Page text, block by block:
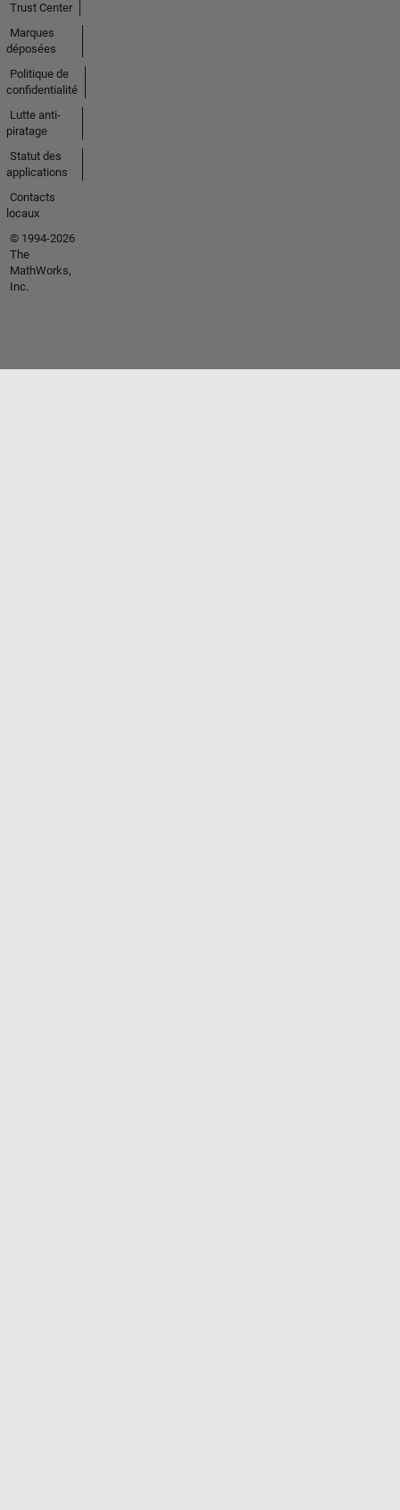
Trust Center
Marques
déposées
Politique de
confidentialité
Lutte anti-
piratage
Statut des
applications
Contacts
locaux
© 1994-2026
The
MathWorks,
Inc.